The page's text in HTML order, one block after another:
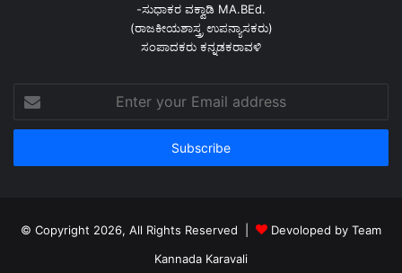
-ಸುಧಾಕರ ವಕ್ವಾಡಿ MA.BEd.
(ರಾಜಕೀಯಶಾಸ್ತ್ರ ಉಪನ್ಯಾಸಕರು)
ಸಂಪಾದಕರು ಕನ್ನಡಕರಾವಳಿ
your
Email
© Copyright 2026, All Rights Reserved |
Devoloped by Team
Kannada Karavali